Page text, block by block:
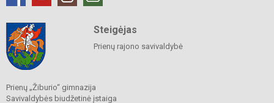
Steigėjas
Prienų rajono savivaldybė
Prienų „Žiburio“ gimnazija
Savivaldybės biudžetinė įstaiga